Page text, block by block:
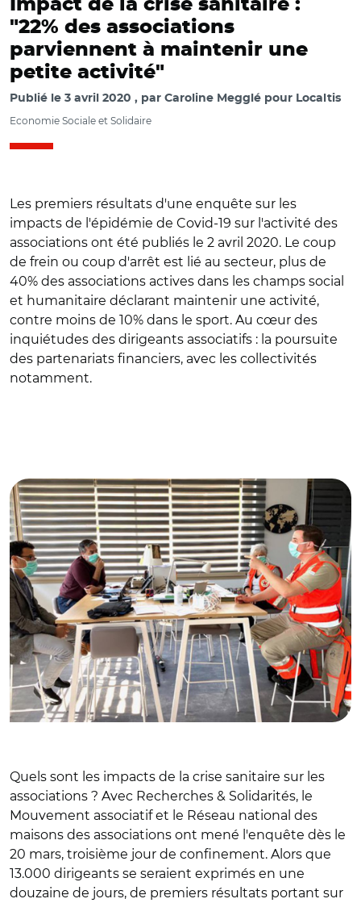
Impact de la crise sanitaire :
"22% des associations
parviennent à maintenir une
petite activité"
Publié le 3 avril 2020 par Caroline Megglé pour Localtis
Economie Sociale et Solidaire
Les premiers résultats d'une enquête sur les
impacts de l'épidémie de Covid-19 sur l'activité des
associations ont été publiés le 2 avril 2020. Le coup
de frein ou coup d'arrêt est lié au secteur, plus de
40% des associations actives dans les champs social
et humanitaire déclarant maintenir une activité,
contre moins de 10% dans le sport. Au cœur des
inquiétudes des dirigeants associatifs : la poursuite
des partenariats financiers, avec les collectivités
notamment.
Quels sont les impacts de la crise sanitaire sur les
associations ? Avec Recherches & Solidarités, le
Mouvement associatif et le Réseau national des
maisons des associations ont mené l'enquête dès le
20 mars, troisième jour de confinement. Alors que
13.000 dirigeants se seraient exprimés en une
douzaine de jours, de premiers résultats portant sur